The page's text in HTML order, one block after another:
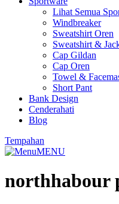
Lihat Semua
Windbreaker
Sweatshirt Oren
Sweatshirt &
Cap Gildan
Cap Oren
Towel &
Short Pant
Bank Design
Cenderahati
Blog
Tempahan
MENU
northhabour